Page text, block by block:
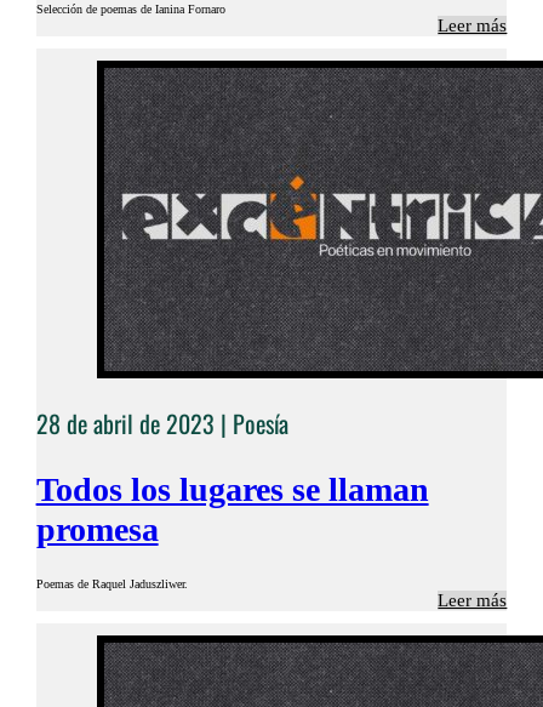
Selección de poemas de Ianina Fornaro
Leer más
28 de abril de 2023 | Poesía
Todos los lugares se llaman
promesa
Poemas de Raquel Jaduszliwer.
Leer más